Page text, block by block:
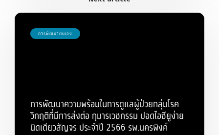
การพัฒนาตนเอง
การพัฒนาความพร้อมในการดูแลผู้ป่วยกลุ่มโรค
วิกฤติที่มีการส่งต่อ กุมารเวชกรรม ปอดไอซียูง่าย
นิดเดียวสัญจร ประจำปี 2566 รพ.นครพิงค์